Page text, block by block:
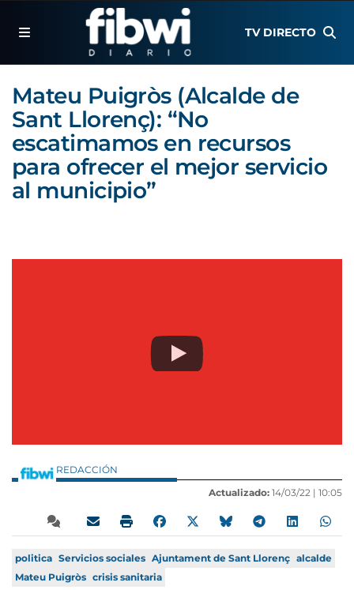
TV DIRECTO
Mateu Puigròs (Alcalde de
Sant Llorenç): “No
escatimamos en recursos
para ofrecer el mejor servicio
al municipio”
REDACCIÓN
Actualizado: 14/03/22 | 10:05
politica Servicios sociales Ajuntament de Sant Llorenç alcalde
Mateu Puigròs crisis sanitaria